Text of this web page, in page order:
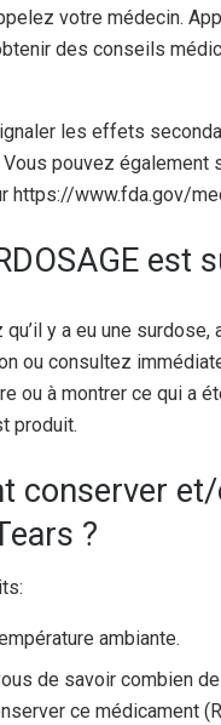
votre médecin.
des conseils
les effets
pouvez également
https://www.fda.gov/
est
y a eu une surdose,
ou consultez
ou à montrer ce qui a
produit.
conserver
?
ambiante.
de savoir combien
ce médicament